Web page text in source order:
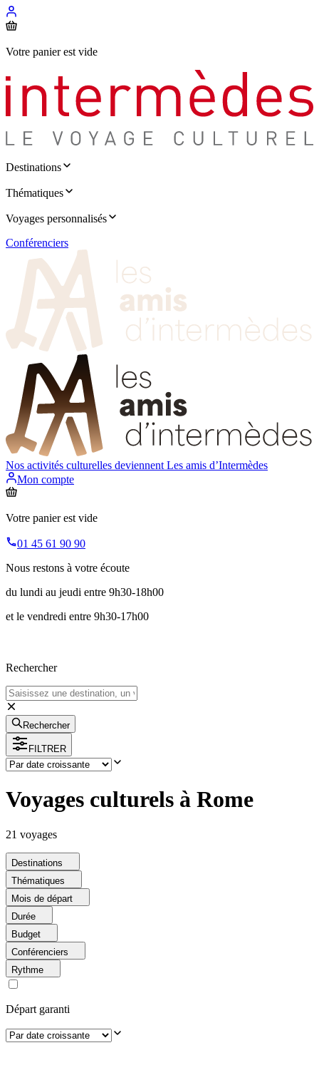
Votre panier est vide
Destinations
Thématiques
Voyages personnalisés
Conférenciers
Nos activités culturelles deviennent Les amis d’Intermèdes
Mon compte
Votre panier est vide
01 45 61 90 90
Nous restons à votre écoute
du lundi au jeudi entre 9h30-18h00
et le vendredi entre 9h30-17h00
Rechercher
Rechercher
FILTRER
Voyages culturels à Rome
21 voyages
Destinations
Thématiques
Mois de départ
Durée
Budget
Conférenciers
Rythme
Départ garanti